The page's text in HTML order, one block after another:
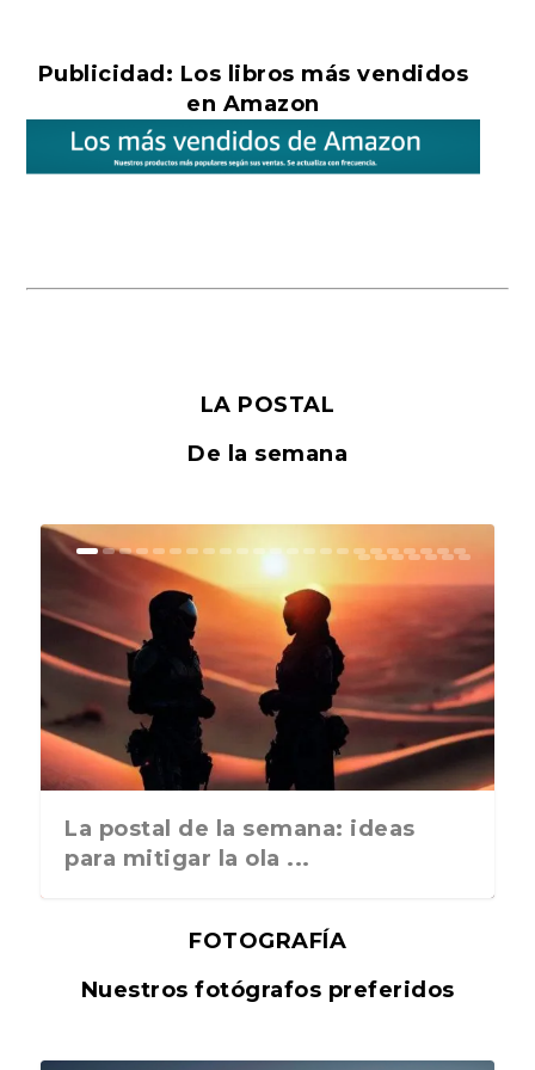
Publicidad: Los libros más vendidos
en Amazon
LA POSTAL
De la semana
La postal de la semana: ideas
para mitigar la ola ...
FOTOGRAFÍA
Nuestros fotógrafos preferidos